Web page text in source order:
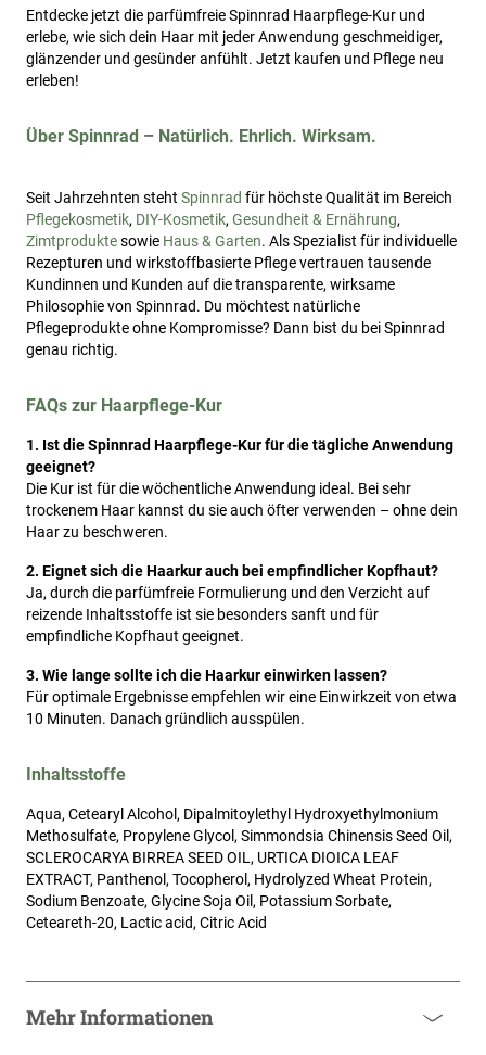
Entdecke jetzt die parfümfreie Spinnrad Haarpflege-Kur und
erlebe, wie sich dein Haar mit jeder Anwendung geschmeidiger,
glänzender und gesünder anfühlt. Jetzt kaufen und Pflege neu
erleben!
Über Spinnrad – Natürlich. Ehrlich. Wirksam.
Seit Jahrzehnten steht Spinnrad für höchste Qualität im Bereich
Pflegekosmetik, DIY-Kosmetik,Gesundheit & Ernährung,
Zimtproduktesowie Haus & Garten. Als Spezialist für individuelle
Rezepturen und wirkstoffbasierte Pflege vertrauen tausende
Kundinnen und Kunden auf die transparente, wirksame
Philosophie von Spinnrad. Du möchtest natürliche
Pflegeprodukte ohne Kompromisse? Dann bist du bei Spinnrad
genau richtig.
FAQs zur Haarpflege-Kur
1. Ist die Spinnrad Haarpflege-Kur für die tägliche Anwendung
geeignet?
Die Kur ist für die wöchentliche Anwendung ideal. Bei sehr
trockenem Haar kannst du sie auch öfter verwenden – ohne dein
Haar zu beschweren.
2. Eignet sich die Haarkur auch bei empfindlicher Kopfhaut?
Ja, durch die parfümfreie Formulierung und den Verzicht auf
reizende Inhaltsstoffe ist sie besonders sanft und für
empfindliche Kopfhaut geeignet.
3. Wie lange sollte ich die Haarkur einwirken lassen?
Für optimale Ergebnisse empfehlen wir eine Einwirkzeit von etwa
10 Minuten. Danach gründlich ausspülen.
Inhaltsstoffe
Aqua, Cetearyl Alcohol, Dipalmitoylethyl Hydroxyethylmonium
Methosulfate, Propylene Glycol, Simmondsia Chinensis Seed Oil,
SCLEROCARYA BIRREA SEED OIL, URTICA DIOICA LEAF
EXTRACT, Panthenol, Tocopherol, Hydrolyzed Wheat Protein,
Sodium Benzoate, Glycine Soja Oil, Potassium Sorbate,
Ceteareth-20, Lactic acid, Citric Acid
Mehr Informationen